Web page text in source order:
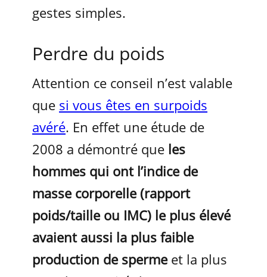
gestes simples.
Perdre du poids
Attention ce conseil n’est valable
que si vous êtes en surpoids
avéré. En effet une étude de
2008 a démontré que les
hommes qui ont l’indice de
masse corporelle (rapport
poids/taille ou IMC) le plus élevé
avaient aussi la plus faible
production de sperme et la plus